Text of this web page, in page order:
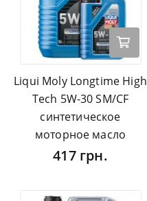
Liqui Moly Longtime High
Tech 5W-30 SM/CF
синтетическое
моторное масло
417 грн.